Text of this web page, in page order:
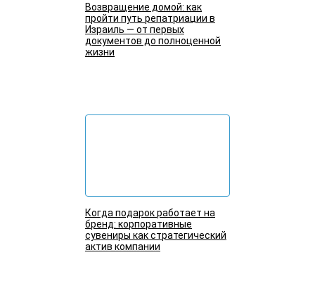
Возвращение домой: как
пройти путь репатриации в
Израиль — от первых
документов до полноценной
жизни
Когда подарок работает на
бренд: корпоративные
сувениры как стратегический
актив компании